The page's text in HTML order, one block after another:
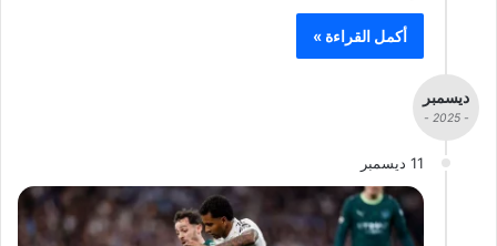
أكمل القراءة »
ديسمبر
- 2025 -
11 ديسمبر